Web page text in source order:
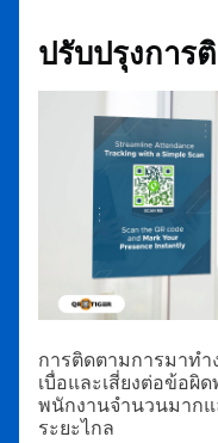
ปรับปรุงการ
การติดตามการมาท
เบื่อและเสี่ยงต่อข้อผิ
พนักงานจำนวนมาก
ระยะไกล